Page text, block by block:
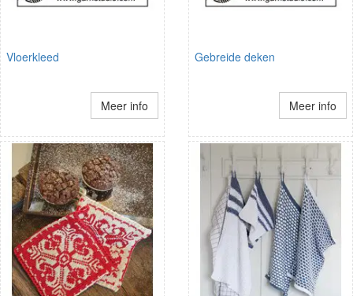
Vloerkleed
Meer info
Gebreide deken
Meer info